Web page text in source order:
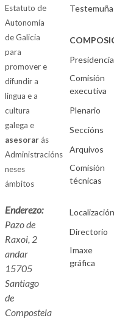
Estatuto de
Autonomía
de Galicia
para
promover e
difundir a
lingua e a
cultura
galega e
asesorarás
Administracións
neses
ámbitos
Enderezo:
Pazo de
Raxoi, 2
andar
15705
Santiago
de
Compostela
Presidencia
Comisión
executiva
Plenario
Seccións
Arquivos
Comisión
técnicas
Localización
Directorio
Imaxe
gráfica